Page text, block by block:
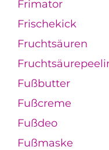
Frimator
Frischekick
Fruchtsäuren
Fußbutter
Fußcreme
Fußdeo
Fußmaske